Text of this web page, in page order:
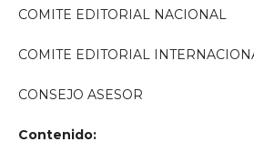
COMITE EDITORIAL NACIONAL
COMITE EDITORIAL
CONSEJO ASESOR
Contenido: